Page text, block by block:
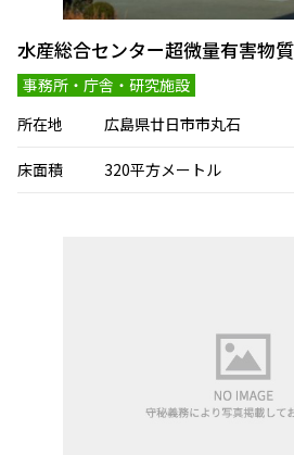
水産総合センター超微量有害物
事務所・庁舎・研究施設
所在地
広島県廿日市市丸石
床面積 320平方メートル